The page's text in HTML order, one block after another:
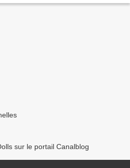
sur le portail Canalblog